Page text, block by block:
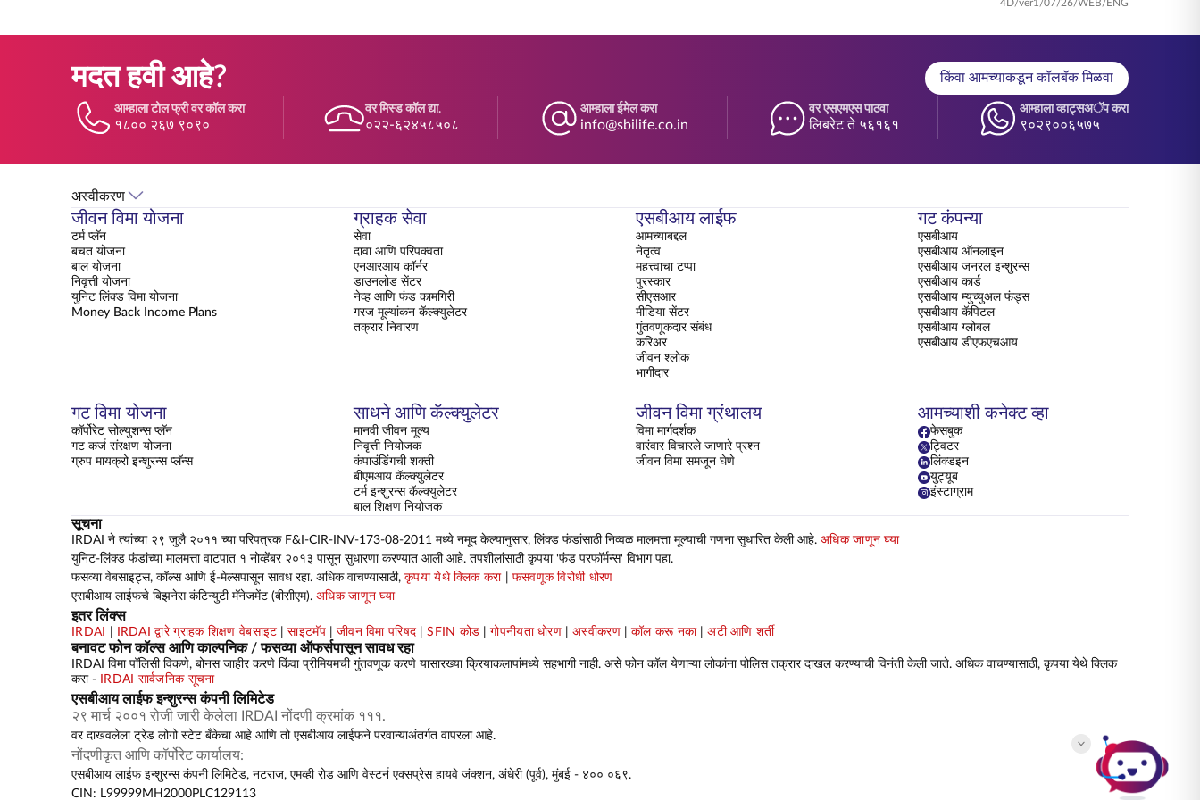
4D/ver1/07/26/WEB/ENG
मदत हवी आहे? किंवा आमच्याकडून कॉलबॅक मिळवा
आम्हाला टोल फ्री वर कॉल करा
१८०० २६७ ९०९०
वर मिस्ड कॉल द्या.
०२२-६२४५८५०८
आम्हाला ईमेल करा
info@sbilife.co.in
वर एसएमएस पाठवा
लिबरेट ते ५६१६१
आम्हाला व्हाट्सअॅप करा
९०२९००६५७५
अस्वीकरण
जीवन विमा योजना
टर्म प्लॅन
बचत योजना
बाल योजना
निवृत्ती योजना
युनिट लिंक्ड विमा योजना
Money Back Income Plans
ग्राहक सेवा
सेवा
दावा आणि परिपक्वता
एनआरआय कॉर्नर
डाउनलोड सेंटर
नेव्ह आणि फंड कामगिरी
गरज मूल्यांकन कॅल्क्युलेटर
तक्रार निवारण
एसबीआय लाईफ
आमच्याबद्दल
नेतृत्व
महत्त्वाचा टप्पा
पुरस्कार
सीएसआर
मीडिया सेंटर
गुंतवणूकदार संबंध
करिअर
जीवन श्लोक
भागीदार
गट कंपन्या
एसबीआय
एसबीआय ऑनलाइन
एसबीआय जनरल इन्शुरन्स
एसबीआय कार्ड
एसबीआय म्युच्युअल फंड्स
एसबीआय कॅपिटल
एसबीआय ग्लोबल
एसबीआय डीएफएचआय
गट विमा योजना
कॉर्पोरेट सोल्युशन्स प्लॅन
गट कर्ज संरक्षण योजना
ग्रुप मायक्रो इन्शुरन्स प्लॅन्स
साधने आणि कॅल्क्युलेटर
मानवी जीवन मूल्य
निवृत्ती नियोजक
कंपाउंडिंगची शक्ती
बीएमआय कॅल्क्युलेटर
टर्म इन्शुरन्स कॅल्क्युलेटर
बाल शिक्षण नियोजक
जीवन विमा ग्रंथालय
विमा मार्गदर्शक
वारंवार विचारले जाणारे प्रश्न
जीवन विमा समजून घेणे
आमच्याशी कनेक्ट व्हा
फेसबुक
ट्विटर
लिंक्डइन
युट्यूब
इंस्टाग्राम
सूचना
IRDAI ने त्यांच्या २९ जुलै २०११ च्या परिपत्रक F&I-CIR-INV-173-08-2011 मध्ये नमूद केल्यानुसार, लिंक्ड फंडांसाठी निव्वळ मालमत्ता मूल्याची गणना सुधारित केली आहे. अधिक जाणून घ्या
युनिट-लिंक्ड फंडांच्या मालमत्ता वाटपात १ नोव्हेंबर २०१३ पासून सुधारणा करण्यात आली आहे. तपशीलांसाठी कृपया 'फंड परफॉर्मन्स' विभाग पहा.
फसव्या वेबसाइट्स, कॉल्स आणि ई-मेल्सपासून सावध रहा. अधिक वाचण्यासाठी, कृपया येथे क्लिक करा| फसवणूक विरोधी धोरण
एसबीआय लाईफचे बिझनेस कंटिन्युटी मॅनेजमेंट (बीसीएम). अधिक जाणून घ्या
इतर लिंक्स
IRDAI IRDAI द्वारे ग्राहक शिक्षण वेबसाइट |साइटमॅप| जीवन विमा परिषद |SFIN कोड |गोपनीयता धोरण |अस्वीकरण| कॉल करू नका|अटी आणि शर्ती
बनावट फोन कॉल्स आणि काल्पनिक / फसव्या ऑफर्सपासून सावध रहा
IRDAI विमा पॉलिसी विकणे, बोनस जाहीर करणे किंवा प्रीमियमची गुंतवणूक करणे यासारख्या क्रियाकलापांमध्ये सहभागी नाही. असे फोन कॉल येणाऱ्या लोकांना पोलिस तक्रार दाखल करण्याची विनंती केली जाते. अधिक वाचण्यासाठी, कृपया येथे क्लिक
करा -
IRDAI सार्वजनिक सूचना
एसबीआय लाईफ इन्शुरन्स कंपनी लिमिटेड
२९ मार्च २००१ रोजी जारी केलेला IRDAI नोंदणी क्रमांक १११.
वर दाखवलेला ट्रेड लोगो स्टेट बँकेचा आहे आणि तो एसबीआय लाईफने परवान्याअंतर्गत वापरला आहे.
नोंदणीकृत आणि कॉर्पोरेट कार्यालय:
एसबीआय लाईफ इन्शुरन्स कंपनी लिमिटेड, नटराज, एमव्ही रोड आणि वेस्टर्न एक्सप्रेस हायवे जंक्शन, अंधेरी (पूर्व), मुंबई - ४०० ०६९.
CIN: L99999MH2000PLC129113